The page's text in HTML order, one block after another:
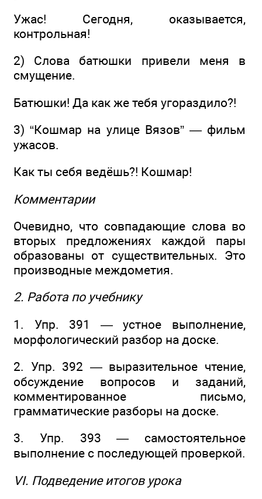
Ужас! Сегодня, оказывается,
контрольная!
2) Слова батюшки привели меня в
смущение.
Батюшки! Да как же тебя угораздило?!
3) “Кошмар на улице Вязов” — фильм
ужасов.
Как ты себя ведёшь?! Кошмар!
Комментарии
Очевидно, что совпадающие слова во
вторых предложениях каждой пары
образованы от существительных. Это
производные междометия.
2. Работа по учебнику
1. Упр. 391 — устное выполнение,
морфологический разбор на доске.
2. Упр. 392 — выразительное чтение,
обсуждение вопросов и заданий,
комментированное письмо,
грамматические разборы на доске.
3. Упр. 393 — самостоятельное
выполнение с последующей проверкой.
VI. Подведение итогов урока